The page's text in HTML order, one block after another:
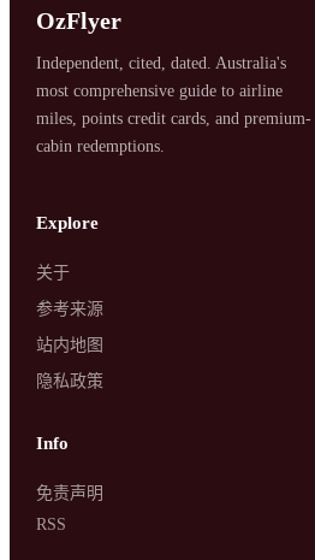
OzFlyer
Independent, cited, dated. Australia's
most comprehensive guide to airline
miles, points credit cards, and premium-
cabin redemptions.
Explore
关于
参考来源
站内地图
隐私政策
Info
免责声明
RSS